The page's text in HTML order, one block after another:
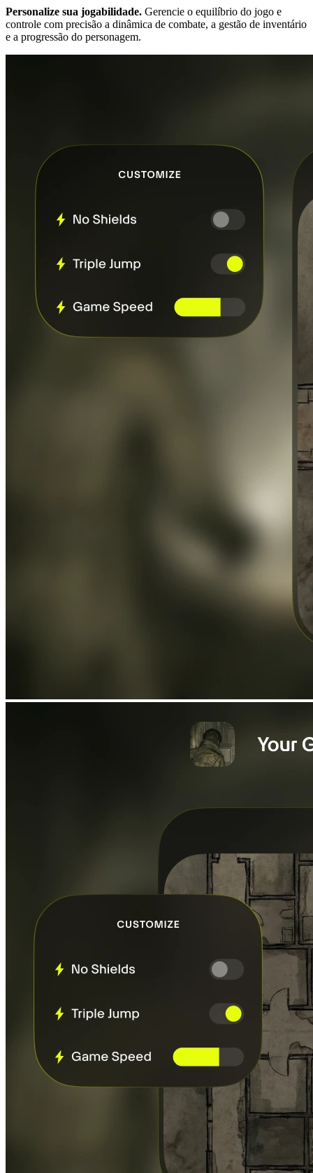
Personalize sua jogabilidade. Gerencie o equilíbrio do jogo e
controle com precisão a dinâmica de combate, a gestão de inventário
e a progressão do personagem.